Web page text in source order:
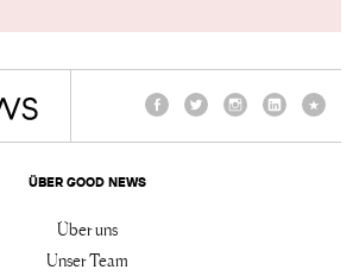
ÜBER GOOD NEWS
Über uns
Unser Team